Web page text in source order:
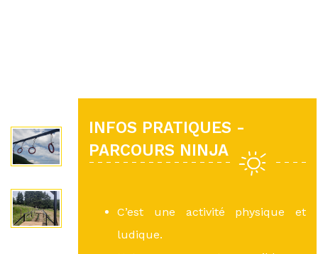
INFOS PRATIQUES -
PARCOURS NINJA
C’est une activité physique et
ludique.